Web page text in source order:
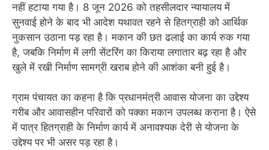
नहीं हटाया गया है। 8 जून 2026 को तहसीलदार न्यायालय में
सुनवाई होने के बाद भी आदेश यथावत रहने से हितग्राही को आर्थिक
नुकसान उठाना पड़ रहा है। मकान की छत ढलाई का कार्य रुक गया
है, जबकि निर्माण में लगी सेंटरिंग का किराया लगातार बढ़ रहा है और
खुले में रखी निर्माण सामग्री खराब होने की आशंका बनी हुई है।
ग्राम पंचायत का कहना है कि प्रधानमंत्री आवास योजना का उद्देश्य
गरीब और आवासहीन परिवारों को पक्का मकान उपलब्ध कराना है। ऐसे
में पात्र हितग्राही के निर्माण कार्य में अनावश्यक देरी से योजना के
उद्देश्य पर भी असर पड़ रहा है।